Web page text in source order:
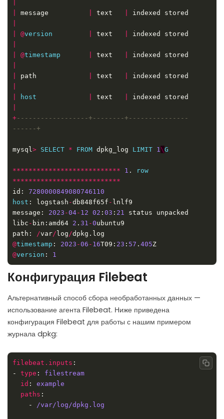
message text
@version text
@timestamp text
path text
host text
+------------------+--------+---------------
mysql > SELECT * FROM dpkg_log LIMIT 1 \G
*************************** 1 .
row
***************************
id: 7280000849080746110
host : logstash -db848f65f -
message: 2023 -04- 12 02 : 03 : 21
status unpacked
libc - bin:amd64 2 . 31 -0
path:
/var/log /
@timestamp : 2023 -06 - 16T09: 23 : 57 . 405
@version : 1
Конфигурация Filebeat
Альтернативный способ сбора необработанных данных —
использование агента Filebeat. Ниже приведена
конфигурация Filebeat для работы с нашим примером
журнала dpkg:
filebeat.inputs
- type : filestream
id : example
paths
	-
/var/log/dpkg.log